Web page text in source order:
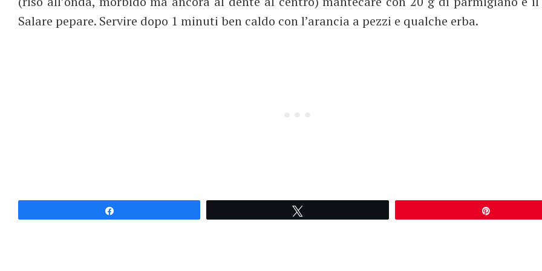
Salare pepare. Servire dopo 1 minuti ben caldo con l’arancia a pezzi e qualche erba.